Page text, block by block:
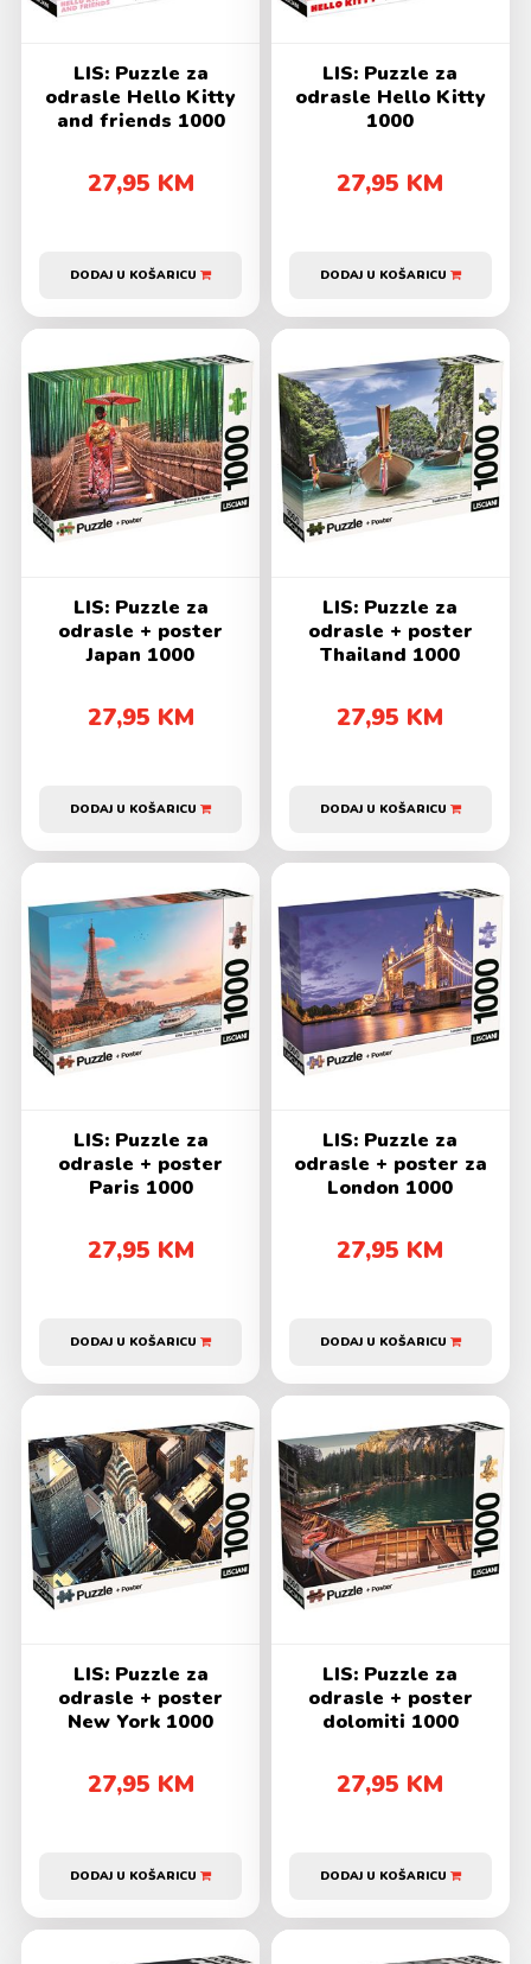
LIS: Puzzle za
odrasle Hello Kitty
and friends 1000
27,95 KM
DODAJ U KOŠARICU
LIS: Puzzle za
odrasle Hello Kitty
1000
27,95 KM
DODAJ U KOŠARICU
LIS: Puzzle za
odrasle + poster
Japan 1000
27,95 KM
DODAJ U KOŠARICU
LIS: Puzzle za
odrasle + poster
Thailand 1000
27,95 KM
DODAJ U KOŠARICU
LIS: Puzzle za
odrasle + poster
Paris 1000
27,95 KM
DODAJ U KOŠARICU
LIS: Puzzle za
odrasle + poster za
London 1000
27,95 KM
DODAJ U KOŠARICU
LIS: Puzzle za
odrasle + poster
New York 1000
27,95 KM
DODAJ U KOŠARICU
LIS: Puzzle za
odrasle + poster
dolomiti 1000
27,95 KM
DODAJ U KOŠARICU